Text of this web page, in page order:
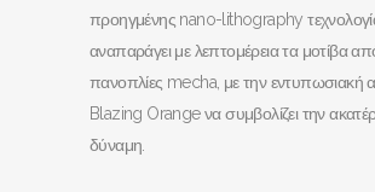
προηγμένης nano-lithography
αναπαράγει με λεπτομέρεια τα μοτίβα
πανοπλίες mecha, με την
Blazing Orange να συμβολίζει την
δύναμη.